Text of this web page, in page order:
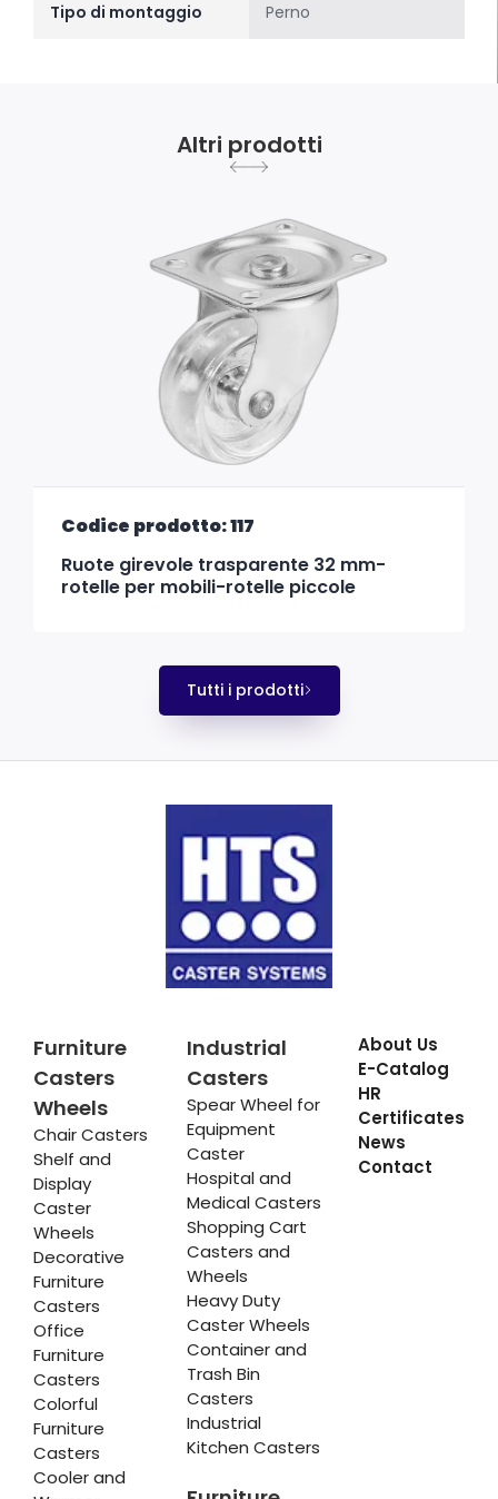
Tipo di montaggio Perno
Altri prodotti
Codice prodotto: 117
Ruote girevole trasparente 32 mm-
rotelle per mobili-rotelle piccole
Tutti i prodotti
Furniture
Casters
Wheels
Chair Casters
Shelf and
Display
Caster
Wheels
Decorative
Furniture
Casters
Office
Furniture
Casters
Colorful
Furniture
Casters
Cooler and
Industrial
Casters
Spear Wheel for
Equipment
Caster
Hospital and
Medical Casters
Shopping Cart
Casters and
Wheels
Heavy Duty
Caster Wheels
Container and
Trash Bin
Casters
Industrial
Kitchen Casters
About Us
E-Catalog
HR
Certificates
News
Contact